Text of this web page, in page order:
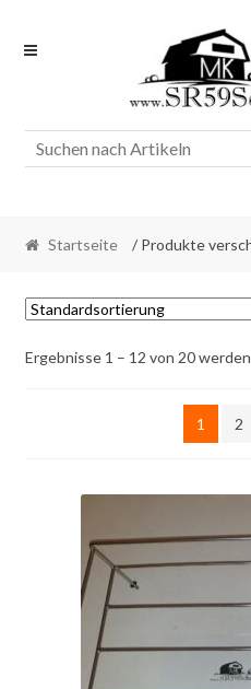
Skip
Skip
Startseite / Produkte
Ergebnisse 1 – 12 von 20
1 2